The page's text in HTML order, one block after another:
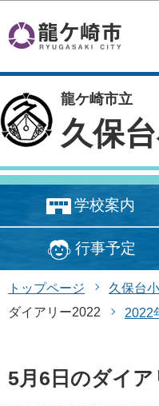
龍ケ崎市立
久保
学校案内
行事予定
トップページ 久保台
ダイアリー2022
2022
5月6日のダイア